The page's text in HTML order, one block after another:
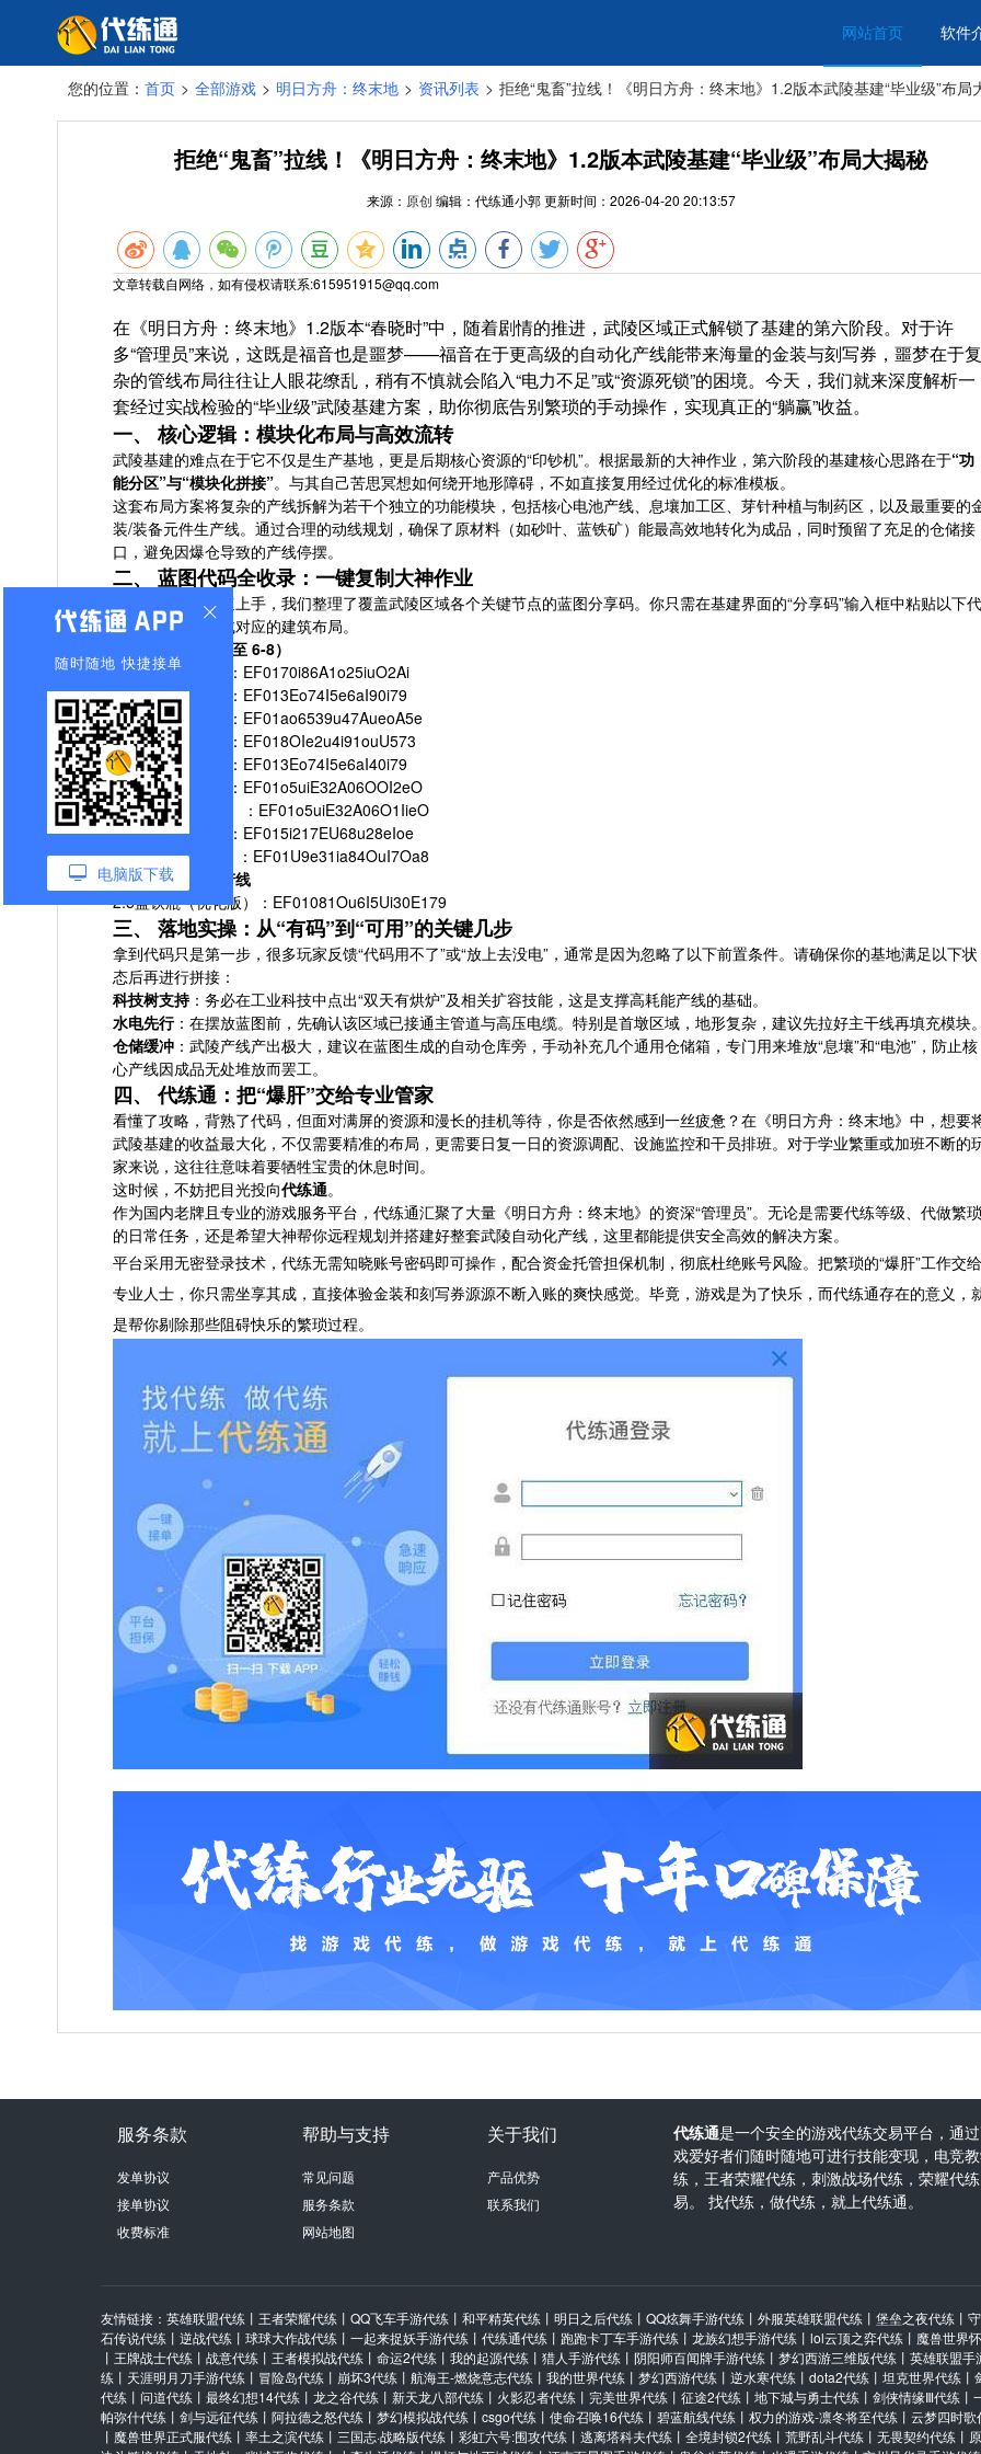
网站首页 软件
您的位置： 首页 > 全部游戏 > 明日方舟：终末地 > 资讯列表 > 拒绝“鬼畜”拉线！《明日方舟：终末地》1.2版本武陵基建“毕业级”布局
拒绝“鬼畜”拉线！《明日方舟：终末地》1.2版本武陵基建“毕业级”布局大揭秘
来源： 原创 编辑： 代练通小郭更新时间： 2026-04-20 20:13:57
文章转载自网络，如有侵权请联系:615951915@qq.com
在《明日方舟：终末地》1.2版本“春晓时”中，随着剧情的推进，武陵区域正式解锁了基建的第六阶段。对于许
多“管理员”来说，这既是福音也是噩梦——福音在于更高级的自动化产线能带来海量的金装与刻写券，噩梦在于复
杂的管线布局往往让人眼花缭乱，稍有不慎就会陷入“电力不足”或“资源死锁”的困境。今天，我们就来深度解析一
套经过实战检验的“毕业级”武陵基建方案，助你彻底告别繁琐的手动操作，实现真正的“躺赢”收益。
一、 核心逻辑：模块化布局与高效流转
武陵基建的难点在于它不仅是生产基地，更是后期核心资源的“印钞机”。根据最新的大神作业，第六阶段的基建核心思路在于“功
能分区”与“模块化拼接”。与其自己苦思冥想如何绕开地形障碍，不如直接复用经过优化的标准模板。
这套布局方案将复杂的产线拆解为若干个独立的功能模块，包括核心电池产线、息壤加工区、芽针种植与制药区，以及最重要的
装/装备元件生产线。通过合理的动线规划，确保了原材料（如砂叶、蓝铁矿）能最高效地转化为成品，同时预留了充足的仓储接
口，避免因爆仓导致的产线停摆。
二、 蓝图代码全收录：一键复制大神作业
为了方便大家快速上手，我们整理了覆盖武陵区域各个关键节点的蓝图分享码。你只需在基建界面的“分享码”输入框中粘贴以下代
码，即可一键生成对应的建筑布局。
武陵核心区（6-1 至 6-8）
武陵6-1（右上）：EF0170i86A1o25iuO2Ai
武陵6-2（左上）：EF013Eo74I5e6aI90i79
武陵6-3（右下）：EF01ao6539u47AueoA5e
武陵6-4（右中）：EF018OIe2u4i91ouU573
武陵6-5（左中）：EF013Eo74I5e6aI40i79
武陵6-6（左下）：EF01o5uiE32A06OOI2eO
武陵6-7（天王坪）：EF01o5uiE32A06O1IieO
武陵6-8（首墩）：EF015i217EU68u28eIoe
武陵6-8（首墩B）：EF01U9e31ia84OuI7Oa8
特殊设施与辅助产线
2.5蓝铁瓶（优化版）：EF01081Ou6I5Ui30E179
三、 落地实操：从“有码”到“可用”的关键几步
拿到代码只是第一步，很多玩家反馈“代码用不了”或“放上去没电”，通常是因为忽略了以下前置条件。请确保你的基地满足以下状
态后再进行拼接：
科技树支持：务必在工业科技中点出“双天有烘炉”及相关扩容技能，这是支撑高耗能产线的基础。
水电先行：在摆放蓝图前，先确认该区域已接通主管道与高压电缆。特别是首墩区域，地形复杂，建议先拉好主干线再填充模块。
仓储缓冲 ：武陵产线产出极大，建议在蓝图生成的自动仓库旁，手动补充几个通用仓储箱，专门用来堆放“息壤”和“电池”，防止核
心产线因成品无处堆放而罢工。
四、 代练通：把“爆肝”交给专业管家
看懂了攻略，背熟了代码，但面对满屏的资源和漫长的挂机等待，你是否依然感到一丝疲惫？在《明日方舟：终末地》中，想要
武陵基建的收益最大化，不仅需要精准的布局，更需要日复一日的资源调配、设施监控和干员排班。对于学业繁重或加班不断的
家来说，这往往意味着要牺牲宝贵的休息时间。
这时候，不妨把目光投向代练通。
作为国内老牌且专业的游戏服务平台，代练通汇聚了大量《明日方舟：终末地》的资深“管理员”。无论是需要代练等级、代做繁琐
的日常任务，还是希望大神帮你远程规划并搭建好整套武陵自动化产线，这里都能提供安全高效的解决方案。
平台采用无密登录技术，代练无需知晓账号密码即可操作，配合资金托管担保机制，彻底杜绝账号风险。把繁琐的“爆肝”工作交给
专业人士，你只需坐享其成，直接体验金装和刻写券源源不断入账的爽快感觉。毕竟，游戏是为了快乐，而代练通存在的意义，
是帮你剔除那些阻碍快乐的繁琐过程。
服务条款
发单协议
接单协议
收费标准
帮助与支持
常见问题
服务条款
网站地图
关于我们
产品优势
联系我们
代练通是一个安全的游戏代练交易平台，通
戏爱好者们随时随地可进行技能变现，电竞
练，王者荣耀代练，刺激战场代练，荣耀代
易。 找代练，做代练，就上代练通。
友情链接： 英雄联盟代练 丨 王者荣耀代练 丨 QQ飞车手游代练 丨 和平精英代练 丨 明日之后代练 丨 QQ炫舞手游代练 丨 外服英雄联盟代练 丨 堡垒之夜代练 丨
石传说代练 丨 逆战代练 丨 球球大作战代练 丨 一起来捉妖手游代练 丨 代练通代练 丨 跑跑卡丁车手游代练 丨 龙族幻想手游代练 丨 lol云顶之弈代练 丨 魔兽世界
丨 王牌战士代练 丨 战意代练 丨 王者模拟战代练 丨 命运2代练 丨 我的起源代练 丨 猎人手游代练 丨 阴阳师百闻牌手游代练 丨 梦幻西游三维版代练 丨 英雄联盟手
练 丨 天涯明月刀手游代练 丨 冒险岛代练 丨 崩坏3代练 丨 航海王-燃烧意志代练 丨 我的世界代练 丨 梦幻西游代练 丨 逆水寒代练 丨 dota2代练 丨 坦克世界代练 丨
代练 丨 问道代练 丨 最终幻想14代练 丨 龙之谷代练 丨 新天龙八部代练 丨 火影忍者代练 丨 完美世界代练 丨 征途2代练 丨 地下城与勇士代练 丨 剑侠情缘Ⅲ代练 丨
帕弥什代练 丨 剑与远征代练 丨 阿拉德之怒代练 丨 梦幻模拟战代练 丨 csgo代练 丨 使命召唤16代练 丨 碧蓝航线代练 丨 权力的游戏-凛冬将至代练 丨 云梦四时歌
丨 魔兽世界正式服代练 丨 率土之滨代练 丨 三国志·战略版代练 丨 彩虹六号:围攻代练 丨 逃离塔科夫代练 丨 全境封锁2代练 丨 荒野乱斗代练 丨 无畏契约代练 丨
随时随地 快捷接单
电脑版下载